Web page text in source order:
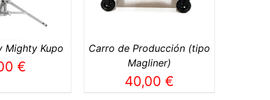
Mighty Kupo
€
Carro de Producción (tipo
Magliner)
40,00 €